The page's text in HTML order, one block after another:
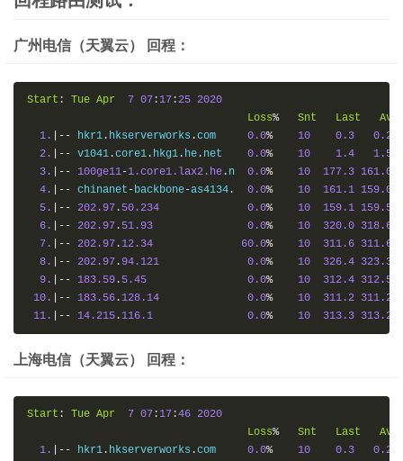
广州电信（天翼云） 回程：
Start : Tue Apr 7 07 : 17 :25 2020
Loss% Snt Last
Avg
1.
|-- hkr1 . hkserverworks .com 0.0% 10 0.3
0.2
2.
|-- v1041 .core1 . hkg1 . he . net 0.0% 10 1.4
1.5
3.
|-- 100ge11-1.core1.lax2.he . n 0.0% 10 177.3 161.0
4.
|-- chinanet -backbone-as4134 . 0.0% 10 161.1 159.0
5.
|-- 202.97 . 50.234 0.0% 10 159.1 159.5
6.
|-- 202.97 . 51.93 0.0% 10 320.0 318.6
7.
|-- 202.97 . 12.34 60.0% 10 311.6 311.6
8.
|-- 202.97 .94.121 0.0% 10 326.4 323.3
9.
|-- 183.59 . 5.45 0.0% 10 312.4 312.5
10.
|-- 183.56 . 128.14 0.0% 10 311.2 311.2
11.
|-- 14.215 . 116.1 0.0% 10 313.3 313.2
上海电信（天翼云） 回程：
Start : Tue Apr 7 07 : 17 :46 2020
Loss% Snt Last
Avg
1.
|-- hkr1 . hkserverworks .com 0.0% 10 0.3 0.2